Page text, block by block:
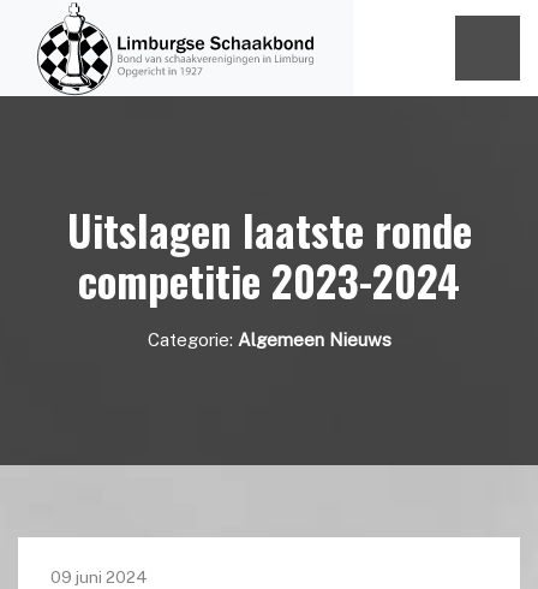
Uitslagen laatste ronde
competitie 2023-2024
Categorie: Algemeen Nieuws
09 juni 2024